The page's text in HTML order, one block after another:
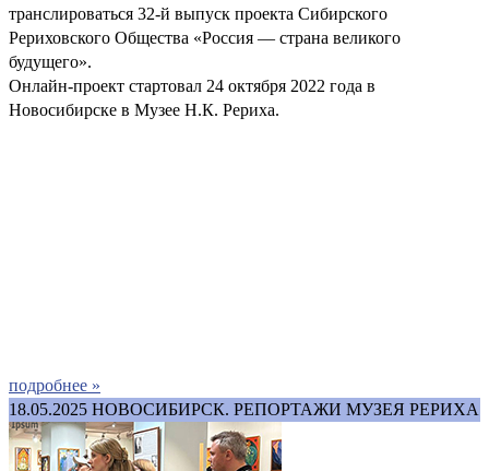
транслироваться 32-й выпуск проекта Сибирского
Рериховского Общества «Россия — страна великого
будущего».
Онлайн-проект стартовал 24 октября 2022 года в
Новосибирске в Музее Н.К. Рериха.
подробнее »
18.05.2025 НОВОСИБИРСК. РЕПОРТАЖИ МУЗЕЯ РЕРИХА